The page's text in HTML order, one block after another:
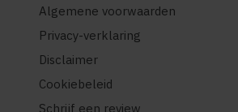
Algemene voorwaarden
Privacy-verklaring
Disclaimer
Cookiebeleid
Schrijf een review